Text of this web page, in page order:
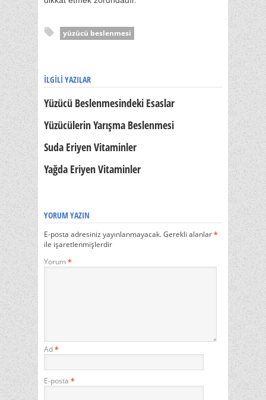
yüzücü beslenmesi
İLGILI YAZILAR
Yüzücü Beslenmesindeki Esaslar
Yüzücülerin Yarışma Beslenmesi
Suda Eriyen Vitaminler
Yağda Eriyen Vitaminler
YORUM YAZIN
E-posta adresiniz yayınlanmayacak.Gerekli alanlar*
ile işaretlenmişlerdir
Yorum *
Ad*
E-posta *